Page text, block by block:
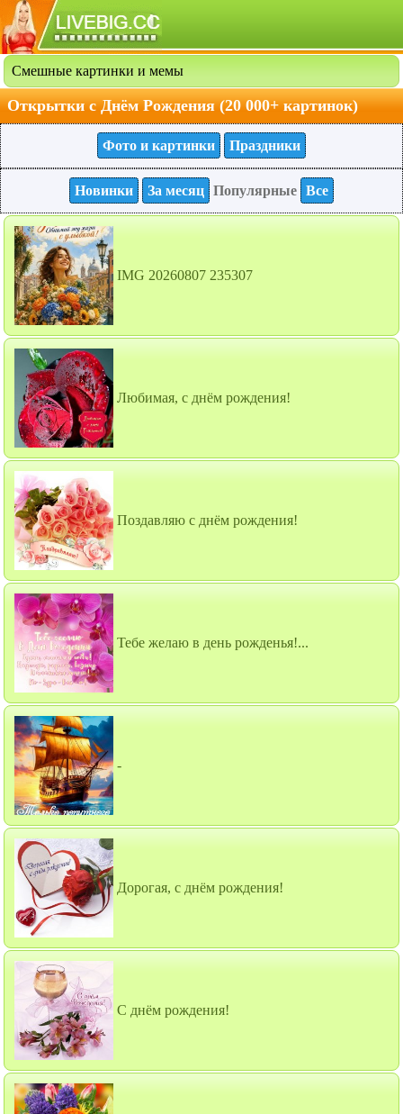
Смешные картинки и мемы
Открытки с Днём Рождения (20 000+ картинок)
Фото и картинки Праздники
Новинки За месяц Популярные Все
IMG 20260807 235307
Любимая, с днём рождения!
Поздавляю с днём рождения!
Тебе желаю в день рожденья!...
-
Дорогая, с днём рождения!
С днём рождения!